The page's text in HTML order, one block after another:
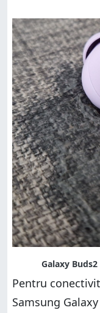
Pentru
Samsung